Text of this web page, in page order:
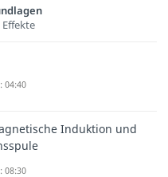
04:40
Induktion und
08:30